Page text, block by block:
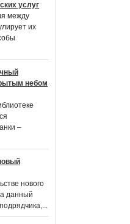
услуг
между
их
небом
–
нового
данный